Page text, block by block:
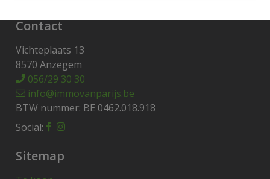
Contact
Vichteplaats 13
8570 Anzegem
056/29 30 30
info@immovanparijs.be
BTW nummer: BE 0462.018.918
Social:
Sitemap